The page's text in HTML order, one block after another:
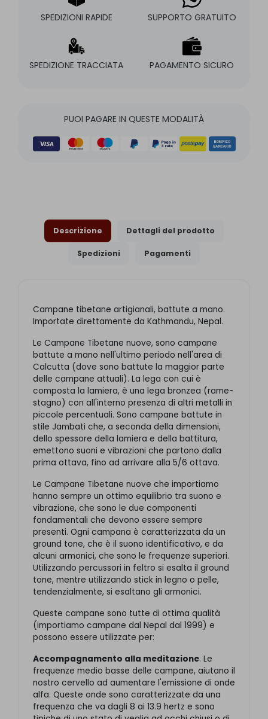
SPEDIZIONI RAPIDE SUPPORTO GRATUITO
SPEDIZIONE TRACCIATA PAGAMENTO SICURO
PUOI PAGARE IN QUESTE MODALITÀ
Descrizione Dettagli del prodotto
Spedizioni Pagamenti
Campane tibetane artigianali, battute a mano.
Importate direttamente da Kathmandu, Nepal.
Le Campane Tibetane nuove, sono campane
battute a mano nell'ultimo periodo nell'area di
Calcutta (dove sono battute la maggior parte
delle campane attuali). La lega con cui è
composta la lamiera, è una lega bronzea (rame-
stagno) con all'interno presenza di altri metalli in
piccole percentuali. Sono campane battute in
stile Jambati che, a seconda della dimensioni,
dello spessore della lamiera e della battitura,
emettono suoni e vibrazioni che partono dalla
prima ottava, fino ad arrivare alla 5/6 ottava.
Le Campane Tibetane nuove che importiamo
hanno sempre un ottimo equilibrio tra suono e
vibrazione, che sono le due componenti
fondamentali che devono essere sempre
presenti. Ogni campana è caratterizzata da un
ground tone, che è il suono identificativo, e da
alcuni armonici, che sono le frequenze superiori.
Utilizzando percussori in feltro si esalta il ground
tone, mentre utilizzando stick in legno o pelle,
tendenzialmente, si esaltano gli armonici.
Queste campane sono tutte di ottima qualità
(importiamo campane dal Nepal dal 1999) e
possono essere utilizzate per:
Accompagnamento alla meditazione. Le
frequenze medio basse delle campane, aiutano il
nostro cervello ad aumentare l'emissione di onde
alfa. Queste onde sono caratterizzate da una
frequenza che va dagli 8 ai 13.9 hertz e sono